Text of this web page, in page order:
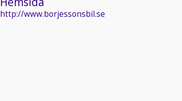
http://www.borjessonsbil.se